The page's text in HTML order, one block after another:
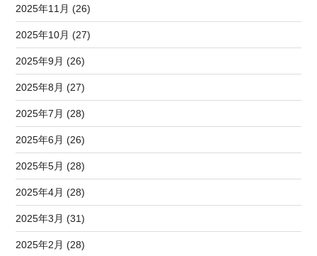
2025年11月 (26)
2025年10月 (27)
2025年9月 (26)
2025年8月 (27)
2025年7月 (28)
2025年6月 (26)
2025年5月 (28)
2025年4月 (28)
2025年3月 (31)
2025年2月 (28)